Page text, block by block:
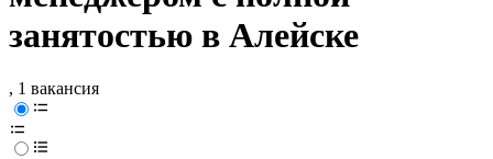
занятостью в Алейске
, 1 вакансия